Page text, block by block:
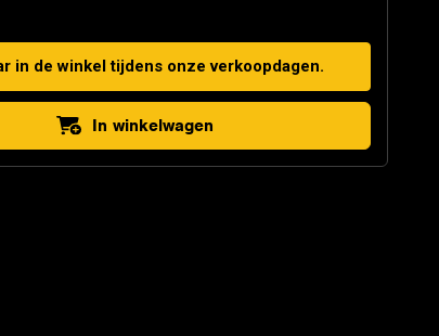
in de winkel tijdens onze verkoopdagen.
In winkelwagen